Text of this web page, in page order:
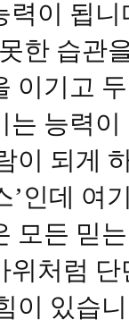
력이 됩
한 습관
이기고
는 능력
이 되게
’인데 여
모든 믿
위처럼
이 있습